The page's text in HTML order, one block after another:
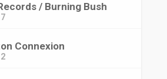
/ Burning Bush
7
Connexion
2